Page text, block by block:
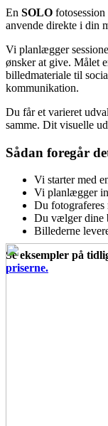
En SOLO
anvende direkte i din
Vi planlægger
ønsker at give. Målet
billedmateriale til
kommunikation.
Du får et varieret
samme. Dit visuelle
Sådan foregår
Vi starter med
Vi planlægger
Du fotograferes
Du vælger dine
Billederne
Se eksempler på
priserne.